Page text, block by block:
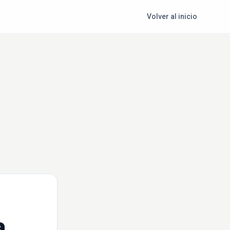
Volver al inicio